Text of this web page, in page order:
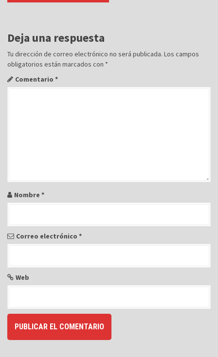
g
c
i
ó
n
d
d
a
Deja una respuesta
Tu dirección de correo electrónico no será publicada. Los campos
obligatorios están marcados con *
Comentario *
Nombre *
Correo electrónico *
Web